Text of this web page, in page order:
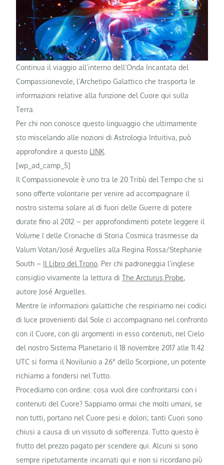
Continua il viaggio all’interno dell’Onda Incantata del
Compassionevole, l’Archetipo Galattico che trasporta le
informazioni relative alla funzione del Cuore qui sulla
Terra.
Per chi non conosce questo linguaggio che ultimamente
sto miscelando alle nozioni di Astrologia Intuitiva, può
approfondire a questo LINK
[wp_ad_camp_5]
Il Compassionevole è uno tra le 20 Tribù del Tempo che si
sono offerte volontarie per venire ad accompagnare il
nostro sistema solare al di fuori delle Guerre di potere
durate fino al 2012 – per approfondimenti potete leggere il
Volume I delle Cronache di Storia Cosmica trasmesse da
Valum Votan/José Arguelles alla Regina Rossa/Stephanie
South – Il Libro del Trono . Per chi padroneggia l’inglese
consiglio vivamente la lettura diThe Arcturus Probe,
autore José Arguelles.
Mentre le informazioni galattiche che respiriamo nei codici
di luce provenienti dal Sole ci accompagnano nel confronto
con il Cuore, con gli argomenti in esso contenuti, nel Cielo
del nostro Sistema Planetario il 18 novembre 2017 alle 11.42
UTC si forma il Novilunio a 26° dello Scorpione, un potente
richiamo a fondersi nel Tutto.
Procediamo con ordine: cosa vuol dire confrontarsi con i
contenuti del Cuore? Sappiamo ormai che molti umani, se
non tutti, portano nel Cuore pesi e dolori; tanti Cuori sono
chiusi a causa di un vissuto di sofferenza. Tutto questo è
frutto del prezzo pagato per scendere qui. Alcuni si sono
sempre ripetutamente incarnati qui e non si ricordano più